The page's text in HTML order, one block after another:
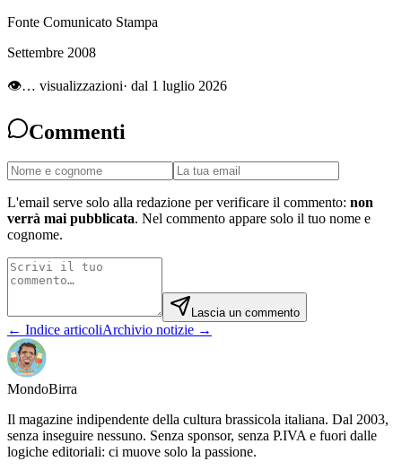
Fonte Comunicato Stampa
Settembre 2008
👁… visualizzazioni· dal 1 luglio 2026
Commenti
L'email serve solo alla redazione per verificare il commento: non
verrà mai pubblicata. Nel commento appare solo il tuo nome e
cognome.
Lascia un commento
← Indice articoliArchivio notizie →
MondoBirra
Il magazine indipendente della cultura brassicola italiana. Dal 2003,
senza inseguire nessuno. Senza sponsor, senza P.IVA e fuori dalle
logiche editoriali: ci muove solo la passione.